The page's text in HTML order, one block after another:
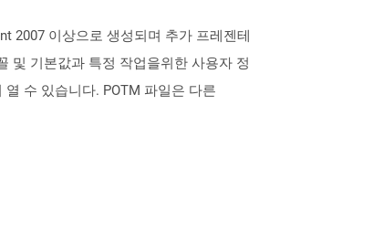
2007 이상으로 생성되며 추가 프레젠테
및 기본값과 특정 작업을위한 사용자 정
수 있습니다. POTM 파일은 다른